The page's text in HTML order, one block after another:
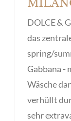
DOLCE &
das
spring/
Gabbana -
Wäsche
verhüllt
sehr